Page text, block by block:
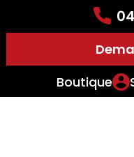
Boutique